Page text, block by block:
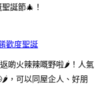
誕節🎄！
歡度聖誕
啲火辣辣嘅野啦🌶！人氣
，可以同屋企人、好朋